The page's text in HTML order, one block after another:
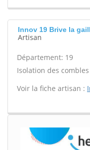
Innov 19 Brive la
Artisan
Département: 19
Isolation des
Voir la fiche artisan :